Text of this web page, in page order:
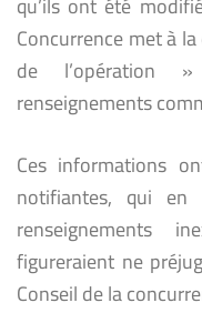
Concurrence met à
de l’opération
renseignements
Ces informations
notifiantes, qui en
renseignements
figureraient ne
Conseil de la